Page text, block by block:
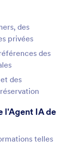
des
privées
des
des
l'Agent IA de
telles